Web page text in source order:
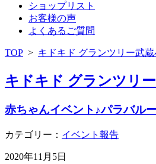
ショップリスト
お客様の声
よくあるご質問
TOP > キドキド グランツリー武
キドキド グランツリ
赤ちゃんイベント♪パラバル
カテゴリー： イベント報告
2020年11月5日